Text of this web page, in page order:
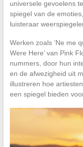
universele gevoelens
spiegel van de
luisteraar
Werken zoals ‘Ne me
Were Here’ van Pink
nummers, door hun
en de afwezigheid uit
illustreren hoe
een spiegel bieden